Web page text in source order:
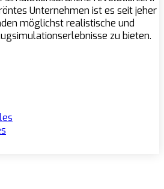
Unternehmen ist es seit jeher
möglichst realistische und
zu bieten.